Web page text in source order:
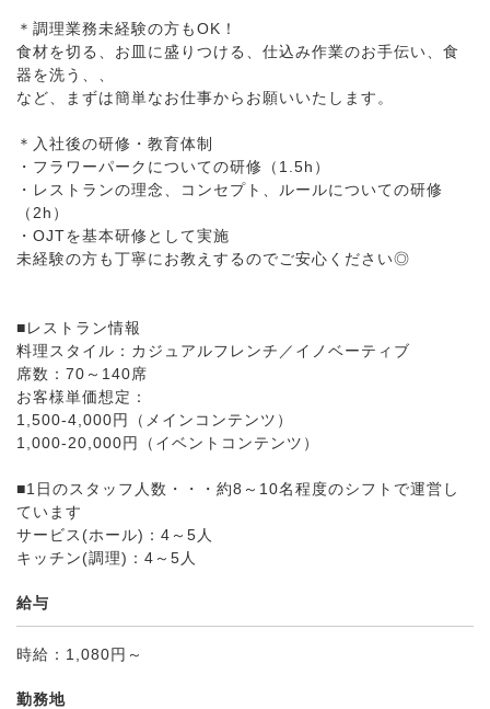
＊調理業務未経験の方もOK！
食材を切る、お皿に盛りつける、仕込み作業のお手伝い、食
器を洗う、、
など、まずは簡単なお仕事からお願いいたします。
＊入社後の研修・教育体制
・フラワーパークについての研修（1.5h）
・レストランの理念、コンセプト、ルールについての研修
（2h）
・OJTを基本研修として実施
未経験の方も丁寧にお教えするのでご安心ください◎
■レストラン情報
料理スタイル：カジュアルフレンチ／イノベーティブ
席数：70～140席
お客様単価想定：
1,500-4,000円（メインコンテンツ）
1,000-20,000円（イベントコンテンツ）
■1日のスタッフ人数・・・約8～10名程度のシフトで運営し
ています
サービス(ホール)：4～5人
キッチン(調理)：4～5人
給与
時給：1,080円～
勤務地